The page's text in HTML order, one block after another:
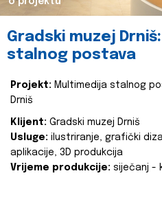
Gradski muzej
stalnog postava
Projekt: Multimedija stalnog
Drniš
Klijent: Gradski muzej Drniš
Usluge: ilustriranje, grafički
aplikacije, 3D produkcija
Vrijeme produkcije: siječanj -